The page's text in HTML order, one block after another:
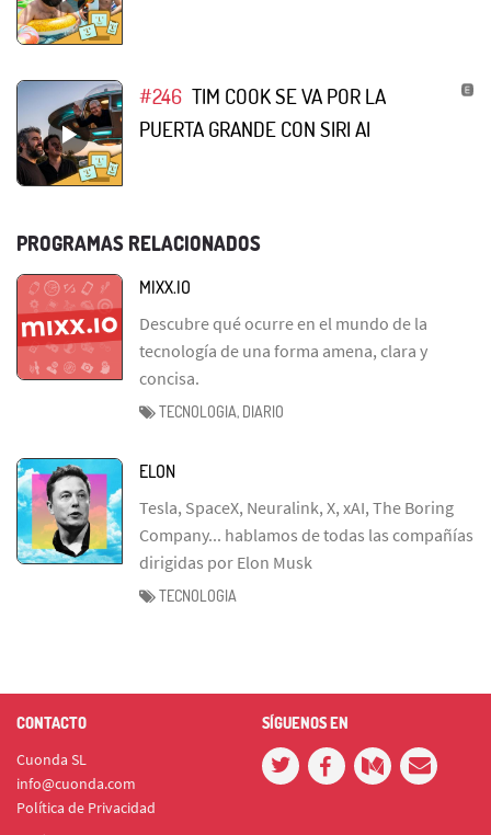
#246 TIM COOK SE VA POR LA
PUERTA GRANDE CON SIRI AI
PROGRAMAS RELACIONADOS
MIXX.IO
Descubre qué ocurre en el mundo de la
tecnología de una forma amena, clara y
concisa.
TECNOLOGIA, DIARIO
ELON
Tesla, SpaceX, Neuralink, X, xAI, The Boring
Company... hablamos de todas las compañías
dirigidas por Elon Musk
TECNOLOGIA
CONTACTO
Cuonda SL
info@cuonda.com
Política de Privacidad
SÍGUENOS EN